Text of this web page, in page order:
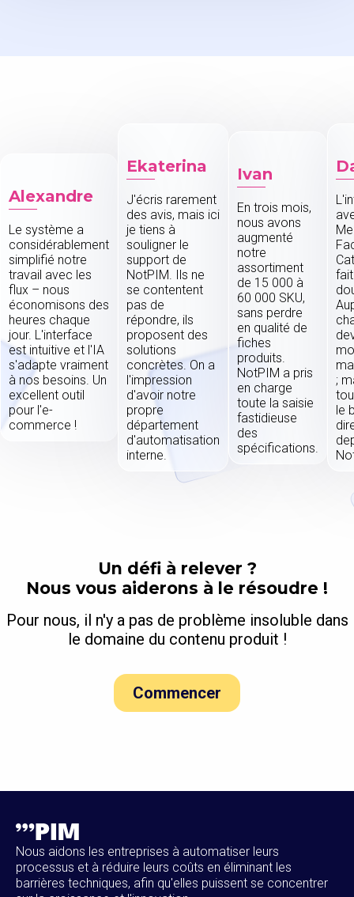
Alexandre
Le système a
considérablement
simplifié notre
travail avec les
flux – nous
économisons des
heures chaque
jour. L'interface
est intuitive et l'IA
s'adapte vraiment
à nos besoins. Un
excellent outil
pour l'e-
commerce !
Ekaterina
J'écris rarement
des avis, mais ici
je tiens à
souligner le
support de
NotPIM. Ils ne
se contentent
pas de
répondre, ils
proposent des
solutions
concrètes. On a
l'impression
d'avoir notre
propre
département
d'automatisation
interne.
Ivan
En trois mois,
nous avons
augmenté
notre
assortiment
de 15 000 à
60 000 SKU,
sans perdre
en qualité de
fiches
produits.
NotPIM a pris
en charge
toute la saisie
fastidieuse
des
spécifications.
;
le
Un défi à relever ?
Nous vous aiderons à le résoudre !
Pour nous, il n'y a pas de problème insoluble dans
le domaine du contenu produit !
Commencer
Nous aidons les entreprises à automatiser leurs
processus et à réduire leurs coûts en éliminant les
barrières techniques, afin qu'elles puissent se concentrer